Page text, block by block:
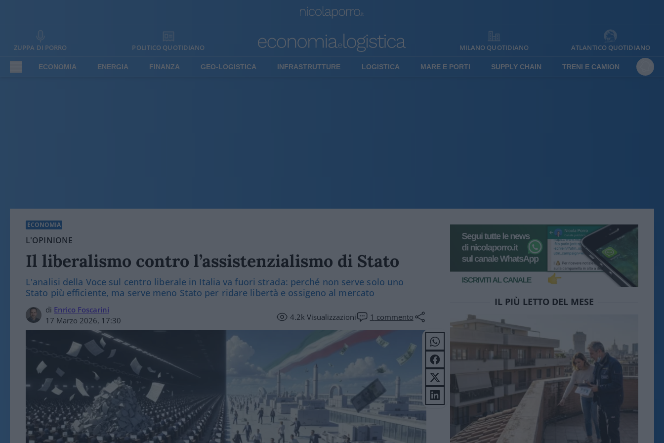
ZUPPA DI PORRO POLITICO QUOTIDIANO MILANO QUOTIDIANO ATLANTICO QUOTIDIANO
ECONOMIA ENERGIA FINANZA GEO-LOGISTICA INFRASTRUTTURE LOGISTICA MARE E PORTI SUPPLY CHAIN TRENI E CAMION
ECONOMIA
L'OPINIONE
Il liberalismo contro l’assistenzialismo di Stato
L'analisi della Voce sul centro liberale in Italia va fuori strada: perché non serve solo uno
Stato più efficiente, ma serve meno Stato per ridare libertà e ossigeno al mercato
di Enrico Foscarini
17 Marzo 2026, 17:30
4.2kVisualizzazioni 1 commento
IL PIÙ LETTO DEL MESE